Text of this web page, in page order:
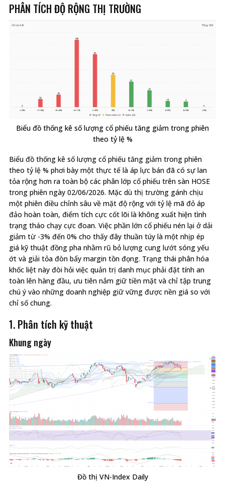
PHÂN TÍCH ĐỘ RỘNG THỊ TRƯỜNG
Biểu đồ thống kê số lượng cổ phiếu tăng giảm trong phiên
theo tỷ lệ %
Biểu đồ thống kê số lượng cổ phiếu tăng giảm trong phiên
theo tỷ lệ % phơi bày một thực tế là áp lực bán đã có sự lan
tỏa rộng hơn ra toàn bộ các phân lớp cổ phiếu trên sàn HOSE
trong phiên ngày 02/06/2026. Mặc dù thị trường gánh chịu
một phiên điều chỉnh sâu về mặt độ rộng với tỷ lệ mã đỏ áp
đảo hoàn toàn, điểm tích cực cốt lõi là không xuất hiện tình
trạng tháo chạy cực đoan. Việc phần lớn cổ phiếu nén lại ở dải
giảm từ -3% đến 0% cho thấy đây thuần túy là một nhịp ép
giá kỹ thuật đồng pha nhằm rũ bỏ lượng cung lướt sóng yếu
ớt và giải tỏa đòn bẩy margin tồn đọng. Trạng thái phân hóa
khốc liệt này đòi hỏi việc quản trị danh mục phải đặt tính an
toàn lên hàng đầu, ưu tiên nắm giữ tiền mặt và chỉ tập trung
chú ý vào những doanh nghiệp giữ vững được nền giá so với
chỉ số chung.
1. Phân tích kỹ thuật
Khung ngày
Đồ thị VN-Index Daily